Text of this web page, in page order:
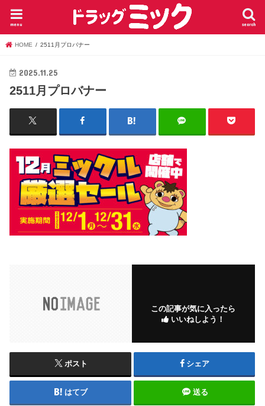
search
menu
HOME 2511月プロバナー
2025.11.25
2511月プロバナー
この記事が気に入ったら
いいねしよう！
ポスト シェア
はてブ 送る